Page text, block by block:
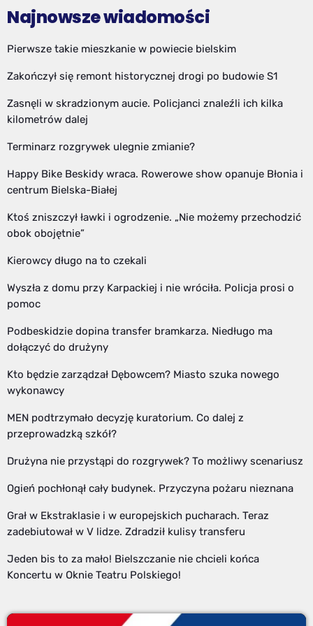
Najnowsze wiadomości
Pierwsze takie mieszkanie w powiecie bielskim
Zakończył się remont historycznej drogi po budowie S1
Zasnęli w skradzionym aucie. Policjanci znaleźli ich kilka
kilometrów dalej
Terminarz rozgrywek ulegnie zmianie?
Happy Bike Beskidy wraca. Rowerowe show opanuje Błonia i
centrum Bielska-Białej
Ktoś zniszczył ławki i ogrodzenie. „Nie możemy przechodzić
obok obojętnie”
Kierowcy długo na to czekali
Wyszła z domu przy Karpackiej i nie wróciła. Policja prosi o
pomoc
Podbeskidzie dopina transfer bramkarza. Niedługo ma
dołączyć do drużyny
Kto będzie zarządzał Dębowcem? Miasto szuka nowego
wykonawcy
MEN podtrzymało decyzję kuratorium. Co dalej z
przeprowadzką szkół?
Drużyna nie przystąpi do rozgrywek? To możliwy scenariusz
Ogień pochłonął cały budynek. Przyczyna pożaru nieznana
Grał w Ekstraklasie i w europejskich pucharach. Teraz
zadebiutował w V lidze. Zdradził kulisy transferu
Jeden bis to za mało! Bielszczanie nie chcieli końca
Koncertu w Oknie Teatru Polskiego!